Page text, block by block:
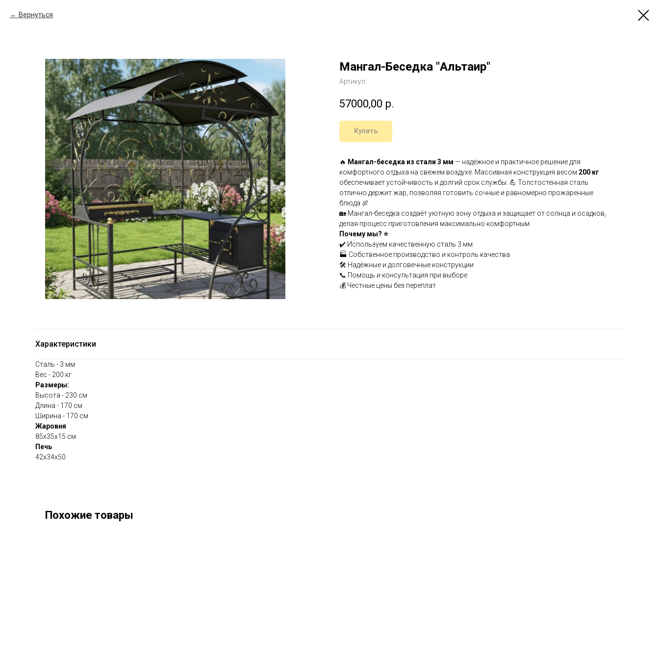
Вернуться
Мангал-Беседка "Альтаир"
Артикул:
57000,00 р.
Купить
🔥 Мангал-беседка из стали 3 мм — надёжное и практичное решение для
комфортного отдыха на свежем воздухе. Массивная конструкция весом 200 кг
обеспечивает устойчивость и долгий срок службы. 💪 Толстостенная сталь
отлично держит жар, позволяя готовить сочные и равномерно прожаренные
блюда 🍖
🏡 Мангал-беседка создаёт уютную зону отдыха и защищает от солнца и осадков,
делая процесс приготовления максимально комфортным.
Почему мы? ⭐
✔️ Используем качественную сталь 3 мм
🏭 Собственное производство и контроль качества
🛠️ Надёжные и долговечные конструкции
📞 Помощь и консультация при выборе
💰 Честные цены без переплат
Характеристики
Сталь - 3 мм
Вес - 200 кг
Размеры:
Высота - 230 см
Длина - 170 см
Ширина - 170 см
Жаровня
85х35х15 см
Печь
42х34х50
Похожие товары